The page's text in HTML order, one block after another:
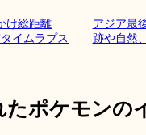
け総距離
イムラプス
アジア最
跡や自然
たポケモンの